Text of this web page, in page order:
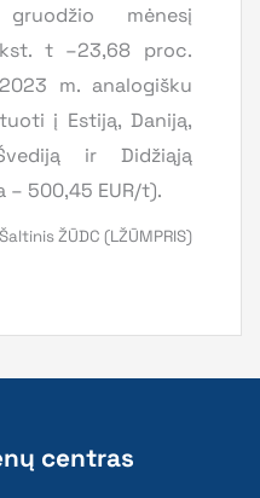
mėnesį
t –23,68 proc.
m. analogišku
į Estiją, Daniją,
ir Didžiąją
500,45 EUR/t).
Šaltinis ŽŪDC (LŽŪMPRIS)
centras